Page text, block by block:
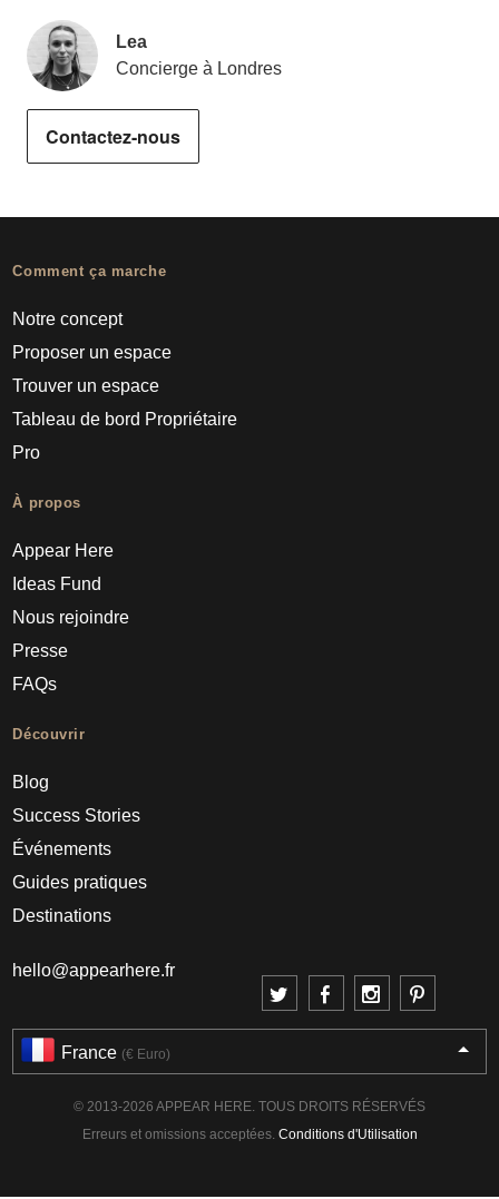
Lea
Concierge à Londres
Contactez-nous
Comment ça marche
Notre concept
Proposer un espace
Trouver un espace
Tableau de bord Propriétaire
Pro
À propos
Appear Here
Ideas Fund
Nous rejoindre
Presse
FAQs
Découvrir
Blog
Success Stories
Événements
Guides pratiques
Destinations
hello@appearhere.fr
France (€ Euro)
© 2013-2026 APPEAR HERE. TOUS DROITS RÉSERVÉS
Erreurs et omissions acceptées. Conditions d'Utilisation